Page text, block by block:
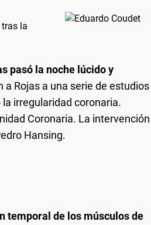
la
pasó la noche lúcido y
Rojas a una serie de estudios
irregularidad coronaria.
Coronaria. La intervención
Hansing.
temporal de los músculos de